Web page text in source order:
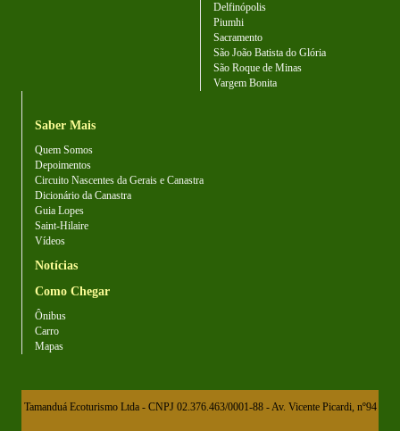
Delfinópolis
Piumhi
Sacramento
São João Batista do Glória
São Roque de Minas
Vargem Bonita
Saber Mais
Quem Somos
Depoimentos
Circuito Nascentes da Gerais e Canastra
Dicionário da Canastra
Guia Lopes
Saint-Hilaire
Vídeos
Notícias
Como Chegar
Ônibus
Carro
Mapas
Tamanduá Ecoturismo Ltda - CNPJ 02.376.463/0001-88 - Av. Vicente Picardi, nº94